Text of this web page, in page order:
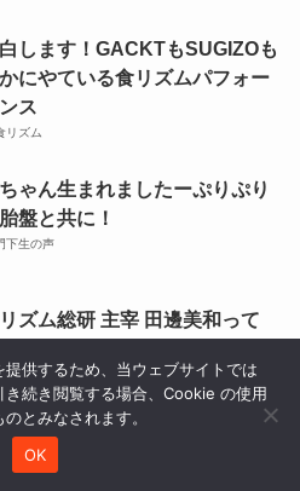
します！GACKTもSUGIZOも
にやている食リズムパフォー
ス
リズム
ゃん生まれましたーぷりぷり
盤と共に！
下生の声
ズム総研 主宰 田邊美和って
ップスライダー
供するため、当ウェブサイトでは
続き閲覧する場合、Cookie の使用
とみなされます。
OK